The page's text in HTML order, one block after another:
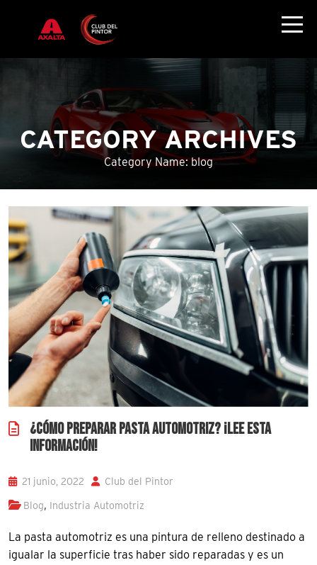
CATEGORY ARCHIVES
Category Name: blog
¿CÓMO PREPARAR PASTA AUTOMOTRIZ? ¡LEE ESTA
INFORMACIÓN!
21 junio, 2022 Club del Pintor
Blog, Industria Automotriz
La pasta automotriz es una pintura de relleno destinado a
igualar la superficie tras haber sido reparadas y es un